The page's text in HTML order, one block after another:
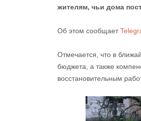
жителям, чьи дома
Об этом сообщает
Отмечается, что в
бюджета, а также
восстановительным